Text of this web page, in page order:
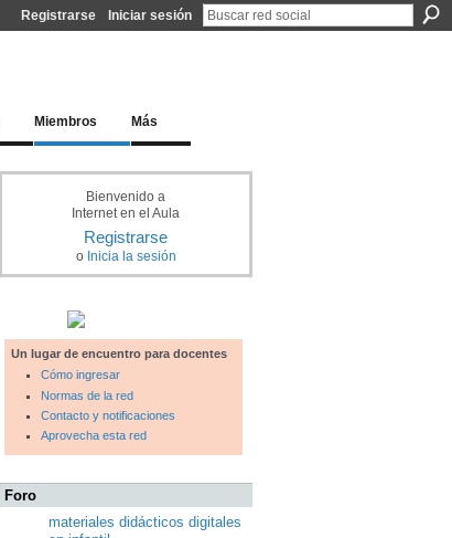
Registrarse Iniciar sesión
Miembros Más
Bienvenido a
Internet en el Aula
Registrarse
o Inicia la sesión
Un lugar de encuentro para docentes
Cómo ingresar
Normas de la red
Contacto y notificaciones
Aprovecha esta red
Foro
materiales didácticos digitales